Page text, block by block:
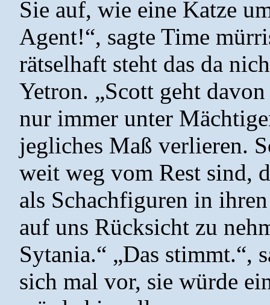
Sie auf, wie eine Katze
Agent!“, sagte Time
rätselhaft steht das da
Yetron. „Scott geht
nur immer unter
jegliches Maß verlieren.
weit weg vom Rest sind,
als Schachfiguren in
auf uns Rücksicht zu
Sytania.“ „Das stimmt.“,
sich mal vor, sie würde